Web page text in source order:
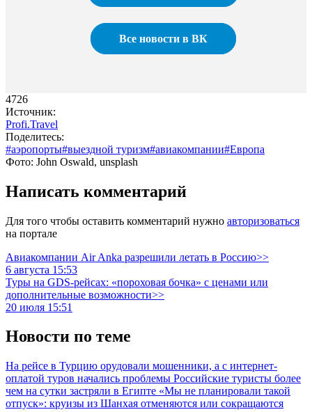
Все новости в ВК
4726
Источник:
Profi.Travel
Поделитесь:
#аэропорты#выездной туризм#авиакомпании#Европа
Фото: John Oswald, unsplash
Написать комментарий
Для того чтобы оставить комментарий нужно авторизоваться
на портале
Авиакомпании Air Anka разрешили летать в Россию>>
6 августа 15:53
Туры на GDS-рейсах: «пороховая бочка» с ценами или
дополнительные возможности>>
20 июля 15:51
Новости по теме
На рейсе в Турцию орудовали мошенники, а с интернет-
оплатой туров начались проблемы Российские туристы более
чем на сутки застряли в Египте «Мы не планировали такой
отпуск»: круизы из Шанхая отменяются или сокращаются